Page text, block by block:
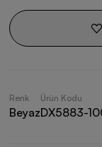
Renk
Beyaz
Ürün Kodu
DX5883-